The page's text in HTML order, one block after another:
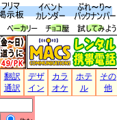
翻訳
通訳
デザ
イン
カラ
オケ
ホテ
ル
その
他